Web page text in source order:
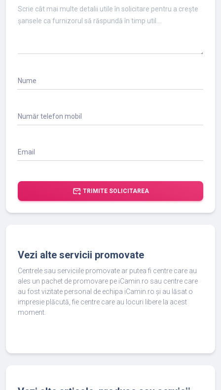
Nume
Număr telefon mobil
Email
forward_to_inbox TRIMITE SOLICITAREA
Vezi alte servicii promovate
Centrele sau serviciile promovate ar putea fi centre care au
ales un pachet de promovare pe iCamin.ro sau centre care
au fost vizitate personal de echipa iCamin.ro și au lăsat o
impresie plăcută, fie centre care au locuri libere la acest
moment.